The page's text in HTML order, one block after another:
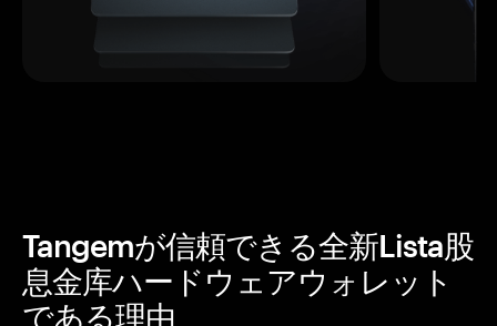
Tangemが信頼できる全新Lista股
息金库ハードウェアウォレット
である理由